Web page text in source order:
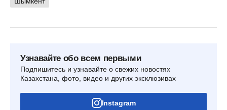
Узнавайте обо всем первыми
Подпишитесь и узнавайте о свежих новостях
Казахстана, фото, видео и других эксклюзивах
Instagram